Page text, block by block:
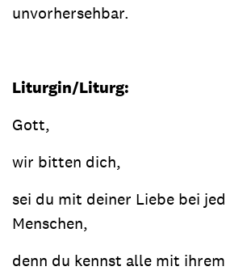
unvorhersehbar.
Liturgin/Liturg:
Gott,
wir bitten dich,
sei du mit deiner Liebe bei
Menschen,
denn du kennst alle mit